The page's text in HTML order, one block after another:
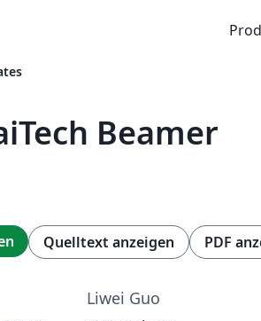
Beamer
Quelltext anzeigen PDF
Liwei Guo